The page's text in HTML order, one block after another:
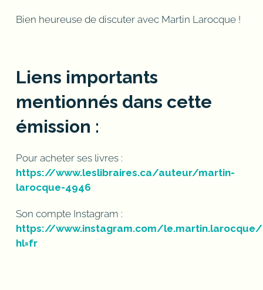
Bien heureuse de discuter avec Martin Larocque !
Liens importants
mentionnés dans cette
émission :
Pour acheter ses livres :
https://www.leslibraires.ca/auteur/martin-
larocque-4946
Son compte Instagram :
https://www.instagram.com/le.martin.larocque/
hl=fr